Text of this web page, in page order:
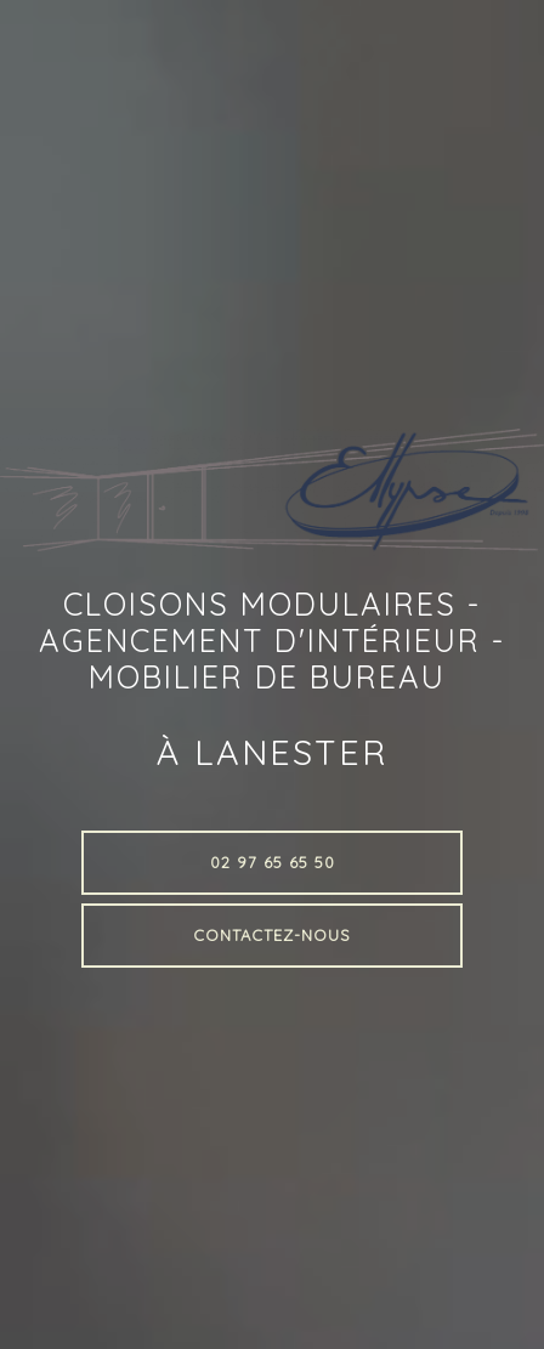
CLOISONS MODULAIRES -
AGENCEMENT D'INTÉRIEUR -
MOBILIER DE BUREAU
À LANESTER
02 97 65 65 50
CONTACTEZ-NOUS